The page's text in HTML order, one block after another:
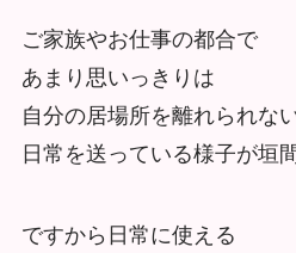
ご家族やお仕事の都合で
あまり思いっきりは
自分の居場所を離れられな
日常を送っている様子が垣
ですから日常に使える